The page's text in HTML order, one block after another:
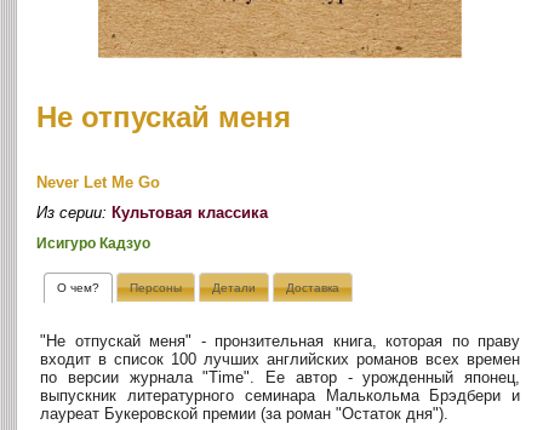
Не отпускай меня
Never Let Me Go
Из серии: Культовая классика
Исигуро Кадзуо
О чем? Персоны Детали Доставка
"Не отпускай меня" - пронзительная книга, которая по праву
входит в список 100 лучших английских романов всех времен
по версии журнала "Time". Ее автор - урожденный японец,
выпускник литературного семинара Малькольма Брэдбери и
лауреат Букеровской премии (за роман "Остаток дня").